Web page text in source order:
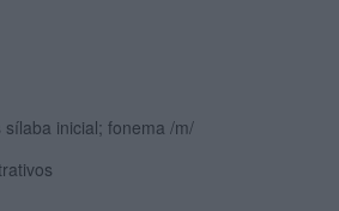
inicial; fonema /m/